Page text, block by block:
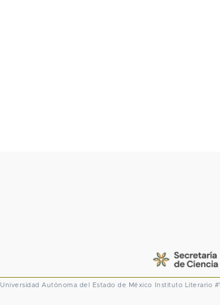
Universidad Autónoma del Estado de México Instituto Literario